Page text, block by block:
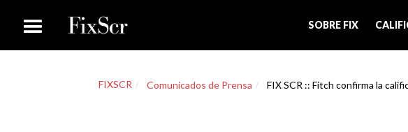
SOBRE FIX
FIXSCR Comunicados de Prensa FIX SCR :: Fitch confirma la